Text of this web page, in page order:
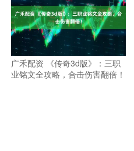
广禾配资 《传奇3d版》：三职
业铭文全攻略，合击伤害翻倍！